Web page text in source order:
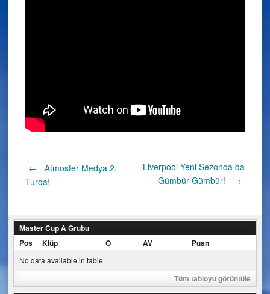
Post
←
Atmosfer Medya 2.
Turda!
Liverpool Yeni Sezonda da
Gümbür Gümbür!
→
Master Cup A Grubu
Pos
Klüp O AV Puan
No data available in table
Tüm tabloyu görüntüle